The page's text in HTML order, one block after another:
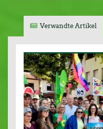
Verwandte Artikel